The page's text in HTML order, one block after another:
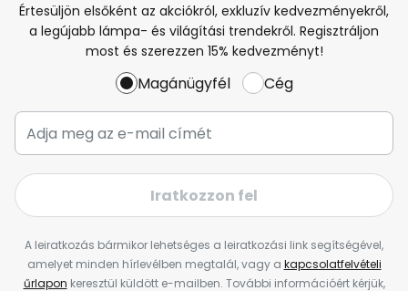
Értesüljön elsőként az akciókról, exkluzív kedvezményekről,
a legújabb lámpa- és világítási trendekről. Regisztráljon
most és szerezzen 15% kedvezményt!
Magánügyfél Cég
Iratkozzon fel
A leiratkozás bármikor lehetséges a leiratkozási link segítségével,
amelyet minden hírlevélben megtalál, vagy a kapcsolatfelvételi
űrlapon keresztül küldött e-mailben. További információért kérjük,